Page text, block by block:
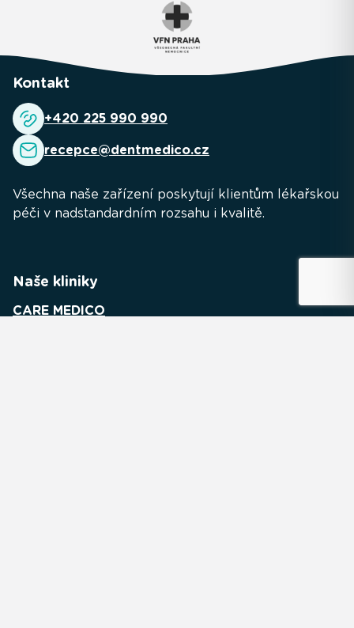
Kontakt
+420 225 990 990
recepce@dentmedico.cz
Všechna naše zařízení poskytují klientům lékařskou
péči v nadstandardním rozsahu i kvalitě.
Naše kliniky
CARE MEDICO